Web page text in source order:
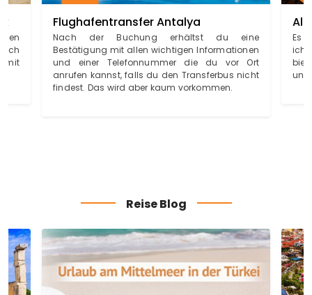
mit
Flughafentransfer Antalya
Nach der Buchung erhältst du eine
Bestätigung mit allen wichtigen Informationen
und einer Telefonnummer die du vor Ort
anrufen kannst, falls du den Transferbus nicht
findest. Das wird aber kaum vorkommen.
Es
ich
und
Reise Blog